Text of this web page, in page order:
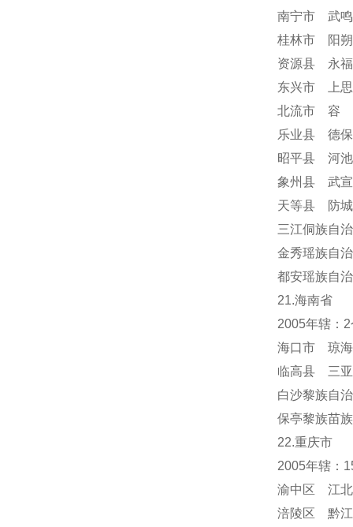
南宁市 武
桂林市 阳
资源县 永
东兴市 上
北流市 容
乐业县 德
昭平县 河
象州县 武
天等县 防
三江侗族自
金秀瑶族自
都安瑶族自
21.海南省
2005年辖：
海口市 琼
临高县 三
白沙黎族自
保亭黎族苗
22.重庆市
2005年辖
渝中区 江
涪陵区 黔